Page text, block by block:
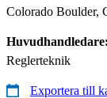
Colorado Boulder,
Huvudhandledare:
Reglerteknik
Exportera till